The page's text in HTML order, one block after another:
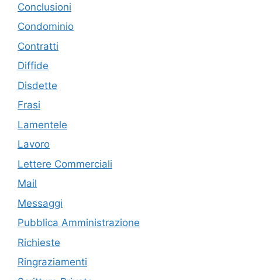
Conclusioni
Condominio
Contratti
Diffide
Disdette
Frasi
Lamentele
Lavoro
Lettere Commerciali
Mail
Messaggi
Pubblica Amministrazione
Richieste
Ringraziamenti